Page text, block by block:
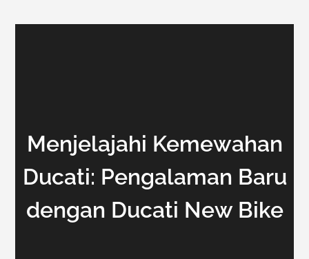
Menjelajahi Kemewahan
Ducati: Pengalaman Baru
dengan Ducati New Bike